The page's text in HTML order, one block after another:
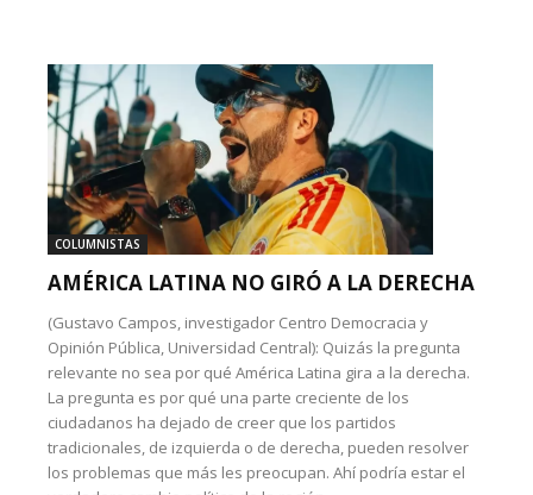
COLUMNISTAS
AMÉRICA LATINA NO GIRÓ A LA DERECHA
(Gustavo Campos, investigador Centro Democracia y
Opinión Pública, Universidad Central): Quizás la pregunta
relevante no sea por qué América Latina gira a la derecha.
La pregunta es por qué una parte creciente de los
ciudadanos ha dejado de creer que los partidos
tradicionales, de izquierda o de derecha, pueden resolver
los problemas que más les preocupan. Ahí podría estar el